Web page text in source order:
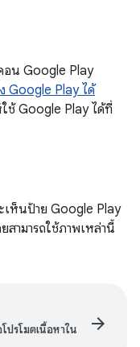
น Google Play
Google Play ได้
ช้ Google Play ได้ที่
ห็นป้าย Google Play
สามารถใช้ภาพเหล่านี้
ปรโมตเนื้อหาใน
arrow_forward